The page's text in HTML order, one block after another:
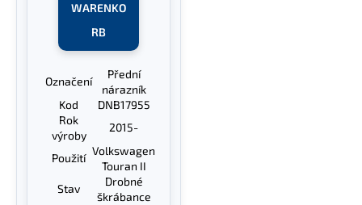
WARENKO
RB
Označení
Přední
nárazník
Kod
DNB17955
Rok
výroby
2015-
Použití
Volkswagen
Touran II
Stav
Drobné
škrábance